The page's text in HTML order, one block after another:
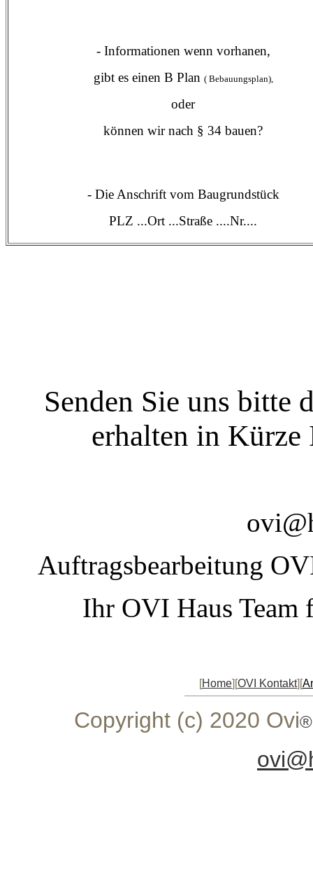
- Informationen wenn vorhanen,
gibt es einen B Plan ( Bebauungsplan),
oder
können wir nach § 34 bauen?
- Die Anschrift vom Baugrundstück
PLZ ...Ort ...Straße ....Nr....
Senden Sie uns bitte
erhalten in
Auftragsbearbeitung
Ihr OVI Haus Team
[Home][OVI Kontakt][
Copyright (c) 2020 Ovi®